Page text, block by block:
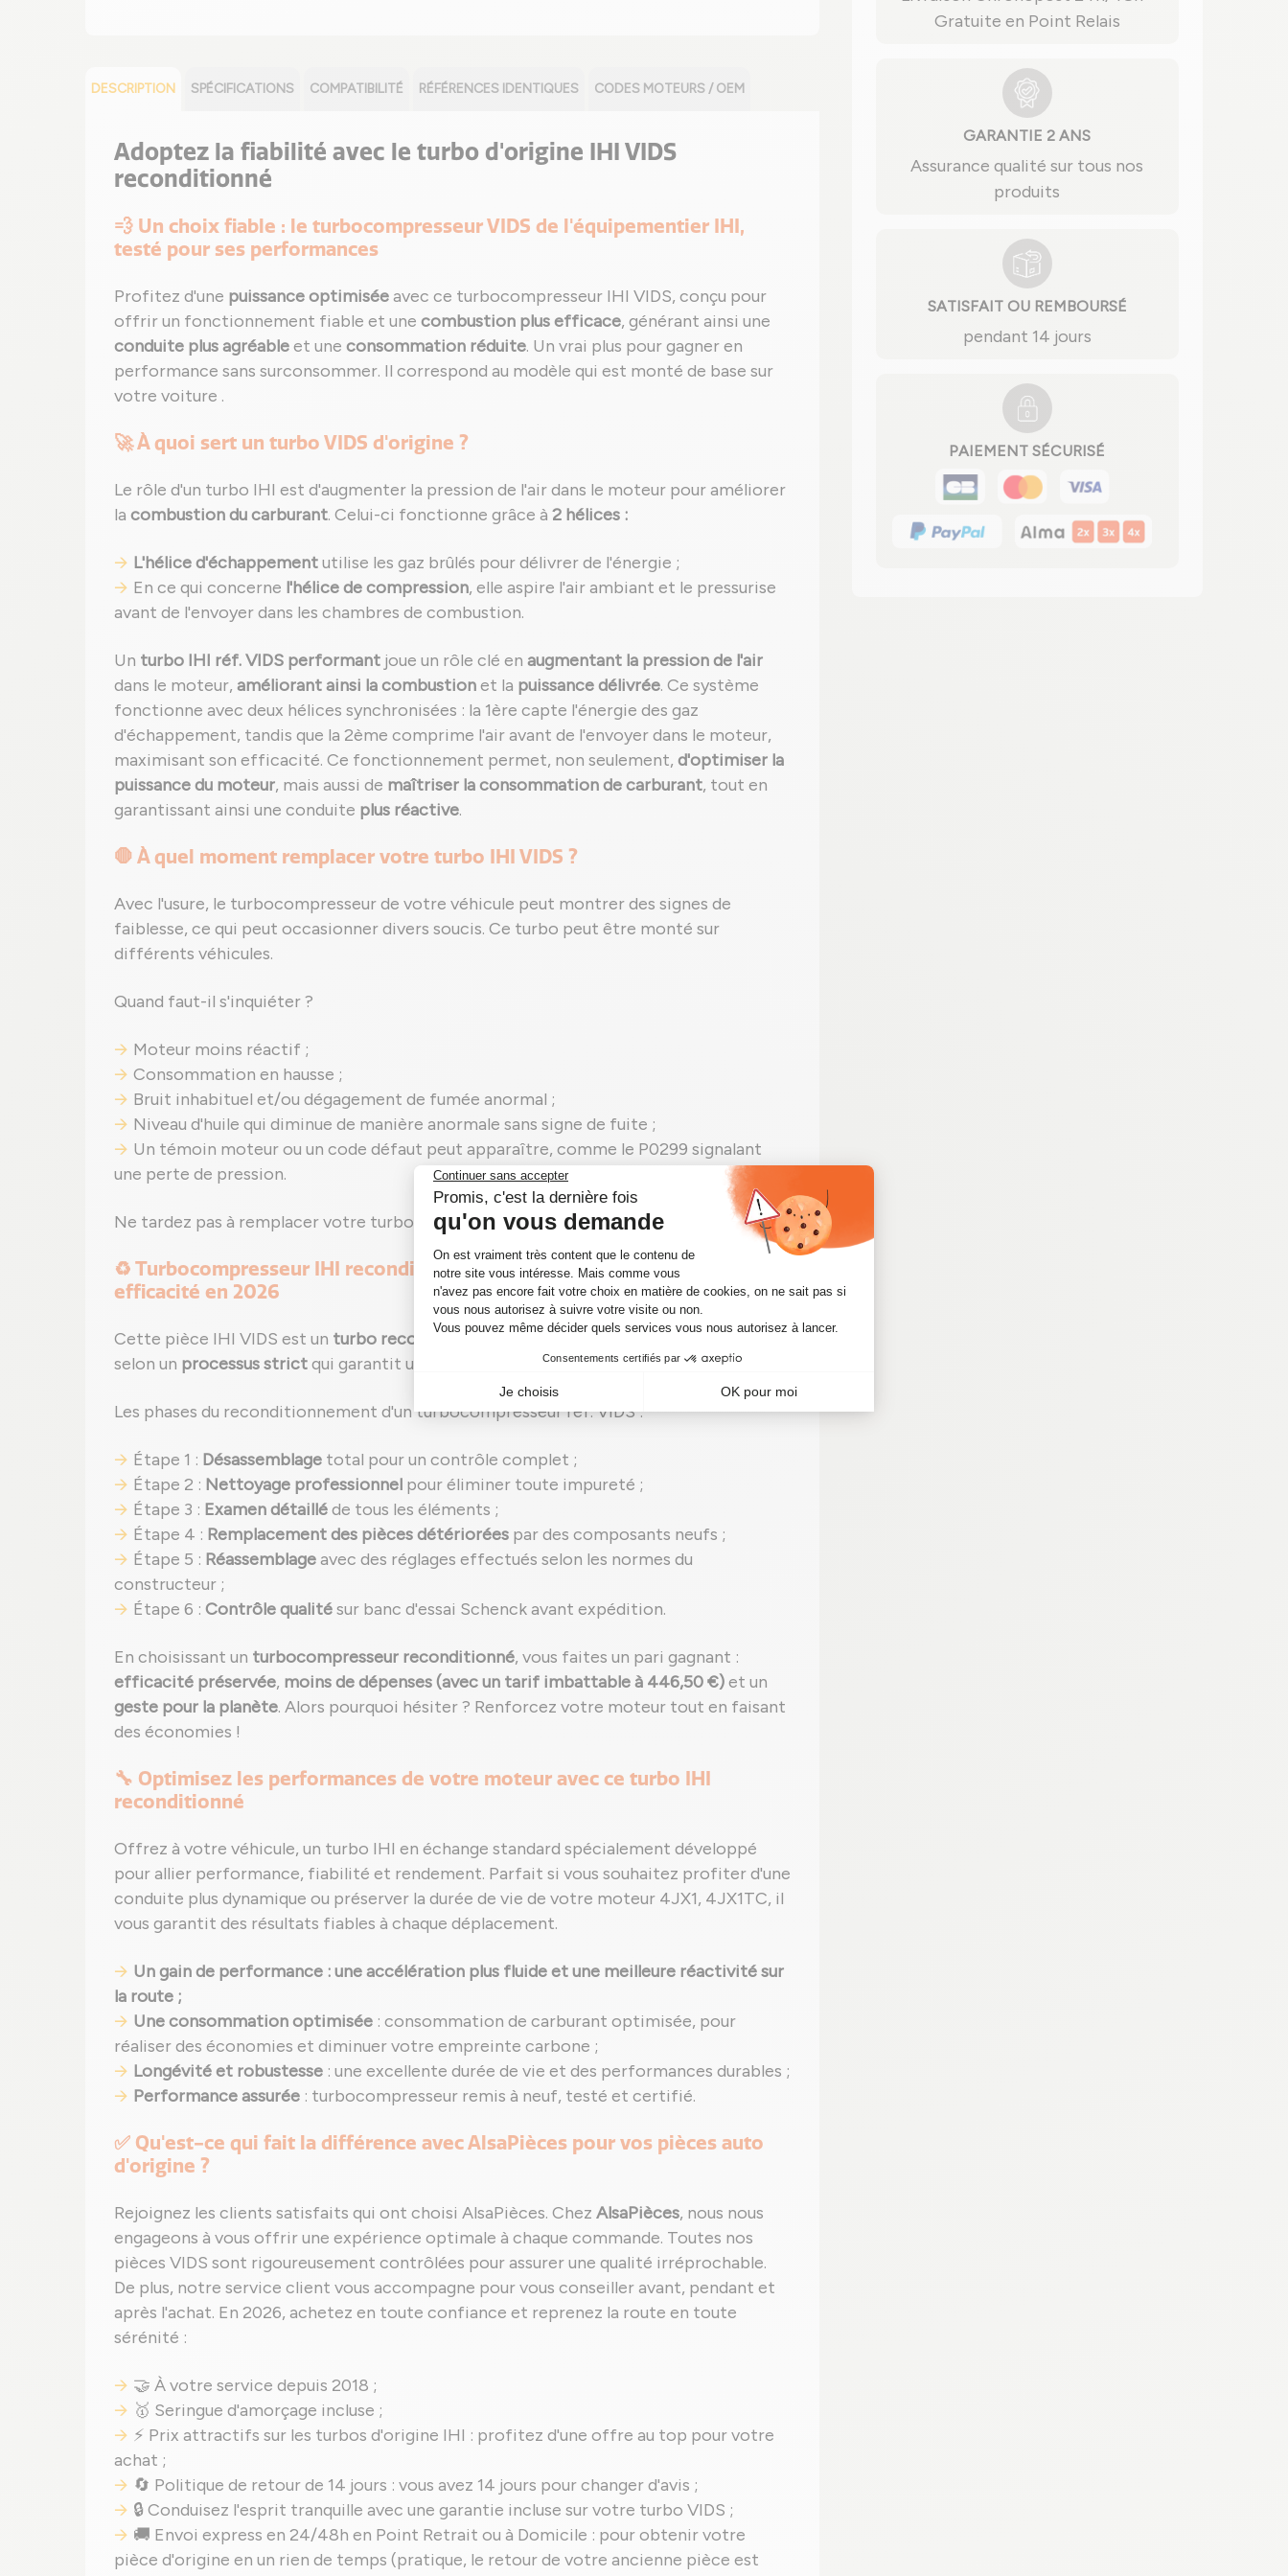
DESCRIPTION SPÉCIFICATIONS COMPATIBILITÉ RÉFÉRENCES IDENTIQUES CODES MOTEURS / OEM
Adoptez la fiabilité avec le turbo d'origine IHI VIDS
reconditionné
💨 Un choix fiable : le turbocompresseur VIDS de l'équipementier IHI,
testé pour ses performances
Profitez d'une puissance optimiséeavec ce turbocompresseur IHI VIDS, conçu pour
offrir un fonctionnement fiable et une combustion plus efficace, générant ainsi une
conduite plus agréableet une consommation réduite. Un vrai plus pour gagner en
performance sans surconsommer. Il correspond au modèle qui est monté de base sur
votre voiture .
🚀 À quoi sert un turbo VIDS d'origine ?
Le rôle d'un turbo IHI est d'augmenter la pression de l'air dans le moteur pour améliorer
la combustion du carburant. Celui-ci fonctionne grâce à 2 hélices :
L'hélice d'échappementutilise les gaz brûlés pour délivrer de l'énergie ;
En ce qui concerne l'hélice de compression, elle aspire l'air ambiant et le pressurise
avant de l'envoyer dans les chambres de combustion.
Un turbo IHI réf. VIDS performant joue un rôle clé en augmentant la pression de l'air
dans le moteur, améliorant ainsi la combustionet la puissance délivrée. Ce système
fonctionne avec deux hélices synchronisées : la 1ère capte l'énergie des gaz
d'échappement, tandis que la 2ème comprime l'air avant de l'envoyer dans le moteur,
maximisant son efficacité. Ce fonctionnement permet, non seulement, d'optimiser la
puissance du moteur, mais aussi de maîtriser la consommation de carburant, tout en
garantissant ainsi une conduite plus réactive.
🛑 À quel moment remplacer votre turbo IHI VIDS ?
Avec l'usure, le turbocompresseur de votre véhicule peut montrer des signes de
faiblesse, ce qui peut occasionner divers soucis. Ce turbo peut être monté sur
différents véhicules.
Quand faut-il s'inquiéter ?
Moteur moins réactif ;
Consommation en hausse ;
Bruit inhabituel et/ou dégagement de fumée anormal ;
Niveau d'huile qui diminue de manière anormale sans signe de fuite ;
Un témoin moteur ou un code défaut peut apparaître, comme le P0299 signalant
une perte de pression.
Ne tardez pas à remplacer votre turbo VIDS en panne.
♻️ Turbocompresseur IHI reconditionné : l'alliance entre économies et
efficacité en 2026
Cette pièce IHI VIDS est un turbo reconditionné, ce qui signifie qu'il a été remis à neuf
selon un processus strictqui garantit une qualité équivalente à un turbo IHI neuf.
Les phases du reconditionnement d'un turbocompresseur réf. VIDS :
Étape 1 : Désassemblage total pour un contrôle complet ;
Étape 2 : Nettoyage professionnel pour éliminer toute impureté ;
Étape 3 : Examen détailléde tous les éléments ;
Étape 4 : Remplacement des pièces détériorées par des composants neufs ;
Étape 5 : Réassemblageavec des réglages effectués selon les normes du
constructeur ;
Étape 6 : Contrôle qualitésur banc d'essai Schenck avant expédition.
En choisissant un turbocompresseur reconditionné, vous faites un pari gagnant :
efficacité préservée, moins de dépenses (avec un tarif imbattable à 446,50 €)et un
geste pour la planète. Alors pourquoi hésiter ? Renforcez votre moteur tout en faisant
des économies !
🔧 Optimisez les performances de votre moteur avec ce turbo IHI
reconditionné
Offrez à votre véhicule, un turbo IHI en échange standard spécialement développé
pour allier performance, fiabilité et rendement. Parfait si vous souhaitez profiter d'une
conduite plus dynamique ou préserver la durée de vie de votre moteur 4JX1, 4JX1TC, il
vous garantit des résultats fiables à chaque déplacement.
Un gain de performance : une accélération plus fluide et une meilleure réactivité sur
la route ;
Une consommation optimisée : consommation de carburant optimisée, pour
réaliser des économies et diminuer votre empreinte carbone ;
Longévité et robustesse : une excellente durée de vie et des performances durables ;
Performance assurée : turbocompresseur remis à neuf, testé et certifié.
✅ Qu'est-ce qui fait la différence avec AlsaPièces pour vos pièces auto
d'origine ?
Rejoignez les clients satisfaits qui ont choisi AlsaPièces. Chez AlsaPièces, nous nous
engageons à vous offrir une expérience optimale à chaque commande. Toutes nos
pièces VIDS sont rigoureusement contrôlées pour assurer une qualité irréprochable.
De plus, notre service client vous accompagne pour vous conseiller avant, pendant et
après l'achat. En 2026, achetez en toute confiance et reprenez la route en toute
sérénité :
🤝 À votre service depuis 2018 ;
🥇 Seringue d'amorçage incluse ;
⚡ Prix attractifs sur les turbos d'origine IHI : profitez d'une offre au top pour votre
achat ;
🔄 Politique de retour de 14 jours : vous avez 14 jours pour changer d'avis ;
🔒 Conduisez l'esprit tranquille avec une garantie incluse sur votre turbo VIDS ;
🚚 Envoi express en 24/48h en Point Retrait ou à Domicile : pour obtenir votre
pièce d'origine en un rien de temps (pratique, le retour de votre ancienne pièce est
Gratuite en Point Relais
GARANTIE 2 ANS
Assurance qualité sur tous nos
produits
SATISFAIT OU REMBOURSÉ
pendant 14 jours
PAIEMENT SÉCURISÉ